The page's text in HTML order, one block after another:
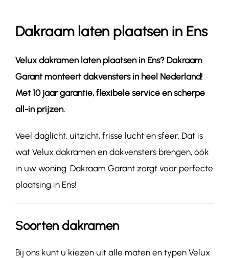
Contact
Dakraam laten plaatsen in Ens
Velux dakramen laten plaatsen in Ens? Dakraam
Garant monteert dakvensters in heel Nederland!
Met 10 jaar garantie, flexibele service en scherpe
all-in prijzen.
Veel daglicht, uitzicht, frisse lucht en sfeer. Dat is
wat Velux dakramen en dakvensters brengen, óók
in uw woning. Dakraam Garant zorgt voor perfecte
plaatsing in Ens!
Soorten dakramen
Bij ons kunt u kiezen uit alle maten en typen Velux